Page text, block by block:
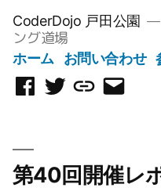
CoderDojo 戸田公園
ング道場
ホーム お問い合わせ
Facebook
ジ
TwitterScratch
オ
メ
送
第40回開催レ